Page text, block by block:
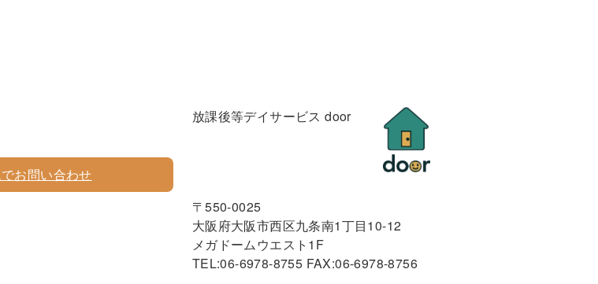
お問い合わせ
放課後等デイサービス door
〒550-0025
大阪府大阪市西区九条南1丁目10-12
メガドームウエスト1F
TEL:06-6978-8755 FAX:06-6978-8756